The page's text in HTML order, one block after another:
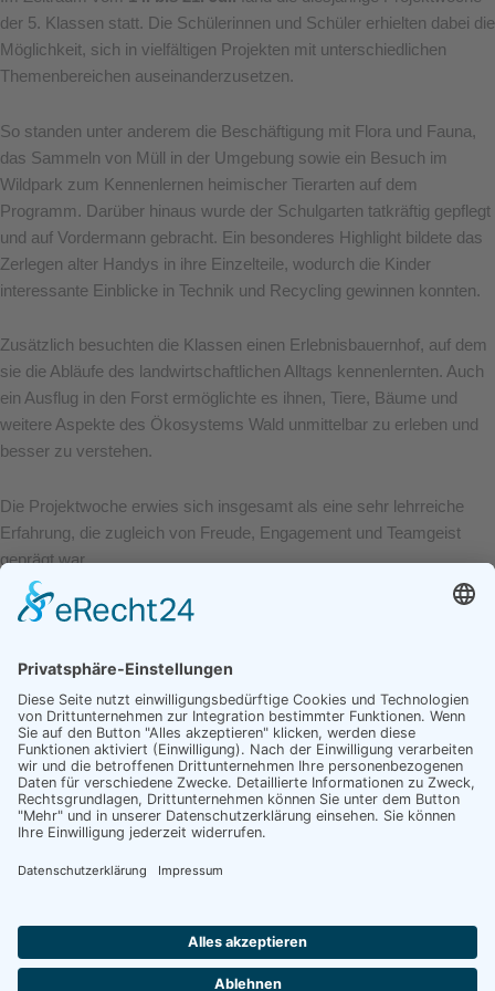
der 5. Klassen statt. Die Schülerinnen und Schüler erhielten dabei die
Möglichkeit, sich in vielfältigen Projekten mit unterschiedlichen
Themenbereichen auseinanderzusetzen.
So standen unter anderem die Beschäftigung mit Flora und Fauna,
das Sammeln von Müll in der Umgebung sowie ein Besuch im
Wildpark zum Kennenlernen heimischer Tierarten auf dem
Programm. Darüber hinaus wurde der Schulgarten tatkräftig gepflegt
und auf Vordermann gebracht. Ein besonderes Highlight bildete das
Zerlegen alter Handys in ihre Einzelteile, wodurch die Kinder
interessante Einblicke in Technik und Recycling gewinnen konnten.
Zusätzlich besuchten die Klassen einen Erlebnisbauernhof, auf dem
sie die Abläufe des landwirtschaftlichen Alltags kennenlernten. Auch
ein Ausflug in den Forst ermöglichte es ihnen, Tiere, Bäume und
weitere Aspekte des Ökosystems Wald unmittelbar zu erleben und
besser zu verstehen.
Die Projektwoche erwies sich insgesamt als eine sehr lehrreiche
Erfahrung, die zugleich von Freude, Engagement und Teamgeist
geprägt war.
Schönbrunn
4309808-0
E-
365art.de